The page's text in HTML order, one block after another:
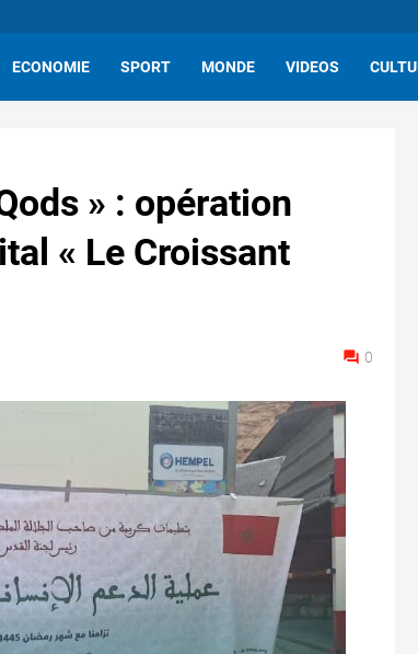
ECONOMIE SPORT MONDE VIDEOS
» : opération
« Le Croissant
0